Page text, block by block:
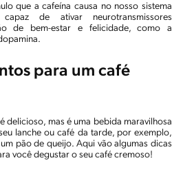
que a cafeína causa no nosso sistema
de ativar neurotransmissores
de bem-estar e felicidade, como a
para um café
delicioso, mas é uma bebida maravilhosa
lanche ou café da tarde, por exemplo,
pão de queijo. Aqui vão algumas dicas
você degustar o seu café cremoso!